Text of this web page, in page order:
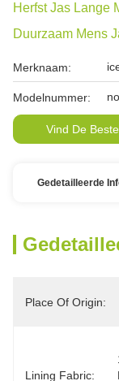
Herfst Jas Lange
Duurzaam Mens
Merknaam:
Modelnummer:
Vind De
Gedetailleerde
Place Of Origin:
Lining Fabric: